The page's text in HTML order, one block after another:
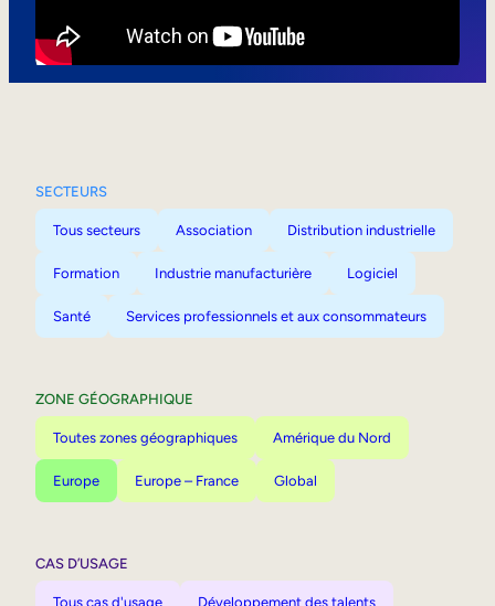
SECTEURS
Tous secteurs Association Distribution industrielle
Formation Industrie manufacturière Logiciel
Santé Services professionnels et aux consommateurs
ZONE GÉOGRAPHIQUE
Toutes zones géographiques Amérique du Nord
Europe Europe – France Global
CAS D’USAGE
Tous cas d'usage Développement des talents